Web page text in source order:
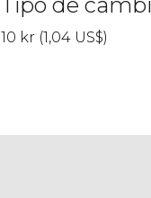
10 kr (1,04 US$)